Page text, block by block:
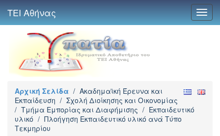
ΤΕΙ Αθήνας
Αρχική Σελίδα / Ακαδημαϊκή Έρευνα και
Εκπαίδευση / Σχολή Διοίκησης και Οικονομίας
/ Τμήμα Εμπορίας και Διαφήμισης / Εκπαιδευτικό
υλικό / Πλοήγηση Εκπαιδευτικό υλικό ανά Τύπο
Τεκμηρίου